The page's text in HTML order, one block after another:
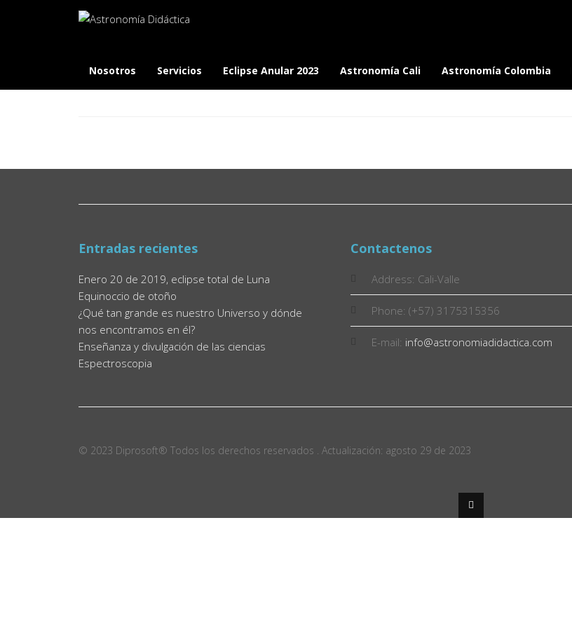
Nosotros Servicios Eclipse Anular 2023 Astronomía Cali Astronomía Colombia
Category: Tech
Entradas recientes
Enero 20 de 2019, eclipse total de Luna
Equinoccio de otoño
¿Qué tan grande es nuestro Universo y dónde
nos encontramos en él?
Enseñanza y divulgación de las ciencias
Espectroscopia
Contactenos
Address: Cali-Valle
Phone: (+57) 3175315356
E-mail: info@astronomiadidactica.com
© 2023 Diprosoft® Todos los derechos reservados . Actualización: agosto 29 de 2023